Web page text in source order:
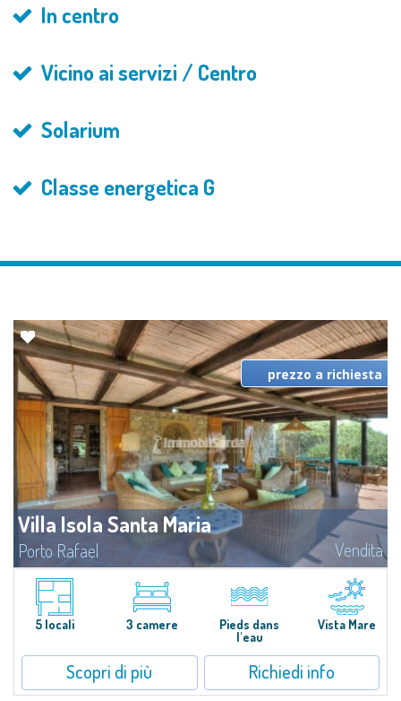
In centro
Vicino ai servizi / Centro
Solarium
Classe energetica G
Villa Isola Santa Maria
Porto Rafael Vendita
Un'opportunità unica di possedere una delle poche proprietà esistenti sulla
splendida Isola di Santa Maria.Santa Maria è un'isola dell'Arcipelago della
Maddalena all'estremo nord della Sardegna presso le Bocche di...
prezzo a richiesta
5 locali 3 camere
Pieds dans
l'eau
Vista Mare
Scopri di più Richiedi info